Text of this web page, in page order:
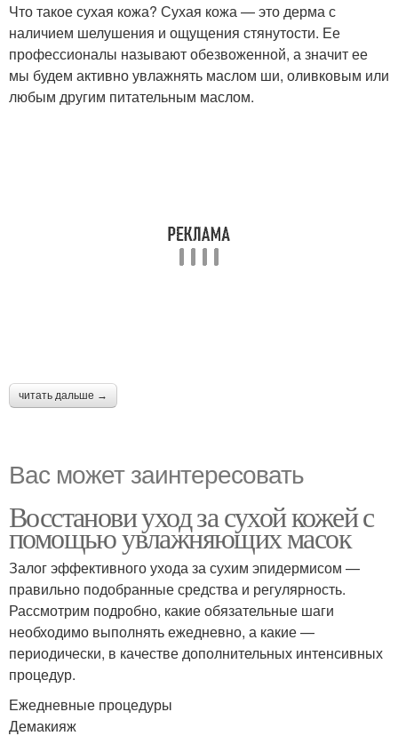
Что такое сухая кожа? Сухая кожа — это дерма с
наличием шелушения и ощущения стянутости. Ее
профессионалы называют обезвоженной, а значит ее
мы будем активно увлажнять маслом ши, оливковым или
любым другим питательным маслом.
читать дальше →
Вас может заинтересовать
Восстанови уход за сухой кожей с
помощью увлажняющих масок
Залог эффективного ухода за сухим эпидермисом —
правильно подобранные средства и регулярность.
Рассмотрим подробно, какие обязательные шаги
необходимо выполнять ежедневно, а какие —
периодически, в качестве дополнительных интенсивных
процедур.
Ежедневные процедуры
Демакияж